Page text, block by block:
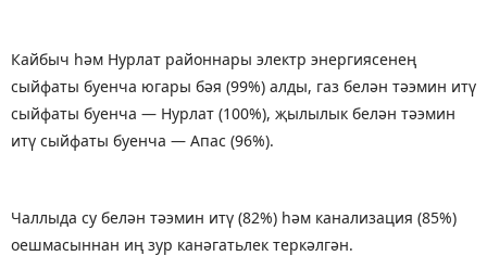
Кайбыч һәм Нурлат районнары электр энергиясенең
сыйфаты буенча югары бәя (99%) алды, газ белән тәэмин итү
сыйфаты буенча — Нурлат (100%), җылылык белән тәэмин
итү сыйфаты буенча — Апас (96%).
Чаллыда су белән тәэмин итү (82%) һәм канализация (85%)
оешмасыннан иң зур канәгатьлек теркәлгән.